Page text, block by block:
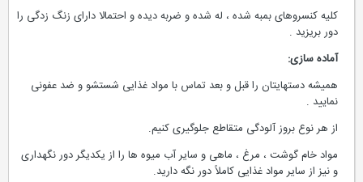
كلیه كنسروهای بمبه شده ، له شده و ضربه دیده و احتمالا دارای زنگ زدگی را
دور بریزید .
آماده سازی:
همیشه دستهایتان را قبل و بعد تماس با مواد غذایی شستشو و ضد عفونی
نمایید .
از هر نوع بروز آلودگی متقاطع جلوگیری كنیم.
مواد خام گوشت ، مرغ ، ماهی و سایر آب میوه ها را از یكدیگر دور نگهداری
و نیز از سایر مواد غذایی كاملاً دور نگه دارید.